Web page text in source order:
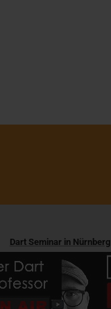
Dart Seminar in Nürnberg